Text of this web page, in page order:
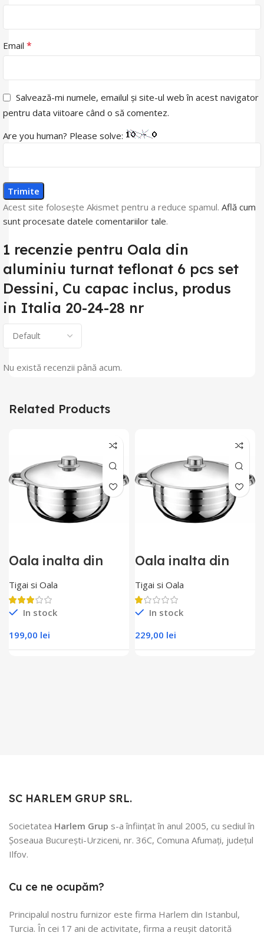
1 recenzie pentru Oala din
aluminiu turnat teflonat 6 pcs set
Dessini, Cu capac inclus, produs
in Italia 20-24-28 nr
Nu există recenzii până acum.
Email *
Salvează-mi numele, emailul și site-ul web în acest navigator
pentru data viitoare când o să comentez.
Are you human? Please solve:
Acest site folosește Akismet pentru a reduce spamul. Află cum
sunt procesate datele comentariilor tale.
Related Products
Oala inalta din
capac inclus,
cratita inox, 30 cm
Tigai si Oala
In stock
199,00 lei
Oala inalta din
capac inclus,
cratita inox, 32cm
Tigai si Oala
In stock
229,00 lei
SC HARLEM GRUP SRL.
Societatea Harlem Grup s-a înființat în anul 2005, cu sediul în
Șoseaua București-Urziceni, nr. 36C, Comuna Afumați, județul
Ilfov.
Cu ce ne ocupăm?
Principalul nostru furnizor este firma Harlem din Istanbul,
Turcia. În cei 17 ani de activitate, firma a reușit datorită